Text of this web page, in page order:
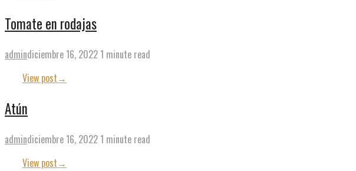
Tomate en rodajas
admindiciembre 16, 2022 1 minute read
View post→
Atún
admindiciembre 16, 2022 1 minute read
View post→